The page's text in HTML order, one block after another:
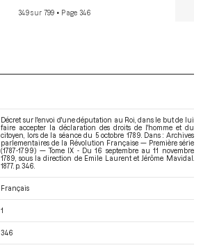
349 sur 799 • Page 346
Décret sur l'envoi d'une députation au Roi, dans le but de lui
faire accepter la déclaration des droits de l'homme et du
citoyen, lors de la séance du 5 octobre 1789. Dans : Archives
parlementaires de la Révolution Française — Première série
(1787-1799) — Tome IX - Du 16 septembre au 11 novembre
1789 , sous la direction de Emile Laurent et Jérôme Mavidal.
1877. p. 346.
Français
1
346